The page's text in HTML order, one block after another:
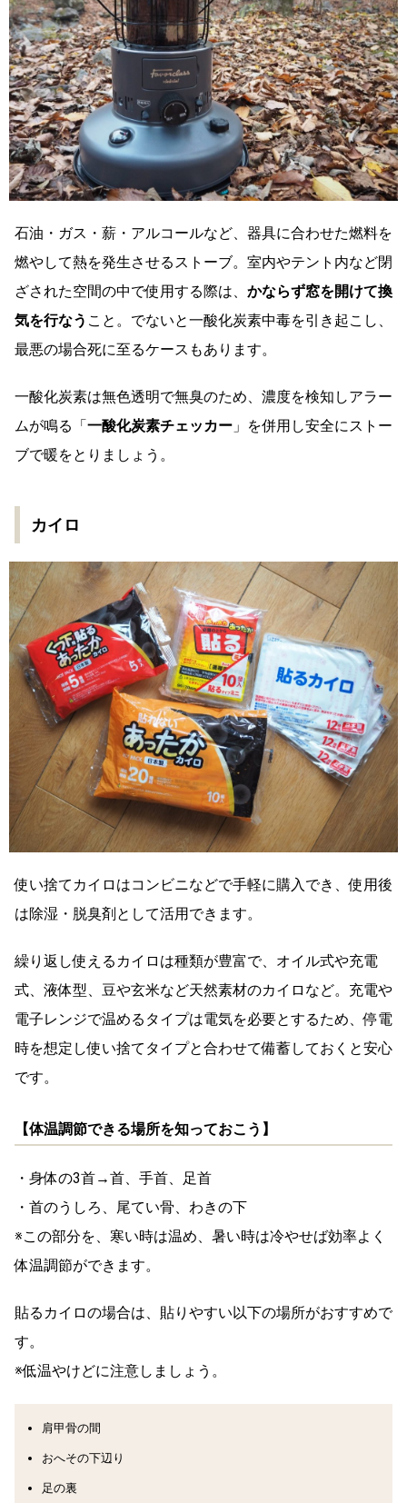
石油・ガス・薪・アルコールなど、器具に合わせた燃料を
燃やして熱を発生させるストーブ。室内やテント内など閉
ざされた空間の中で使用する際は、 かならず窓を開けて換
気を行なう こと。でないと一酸化炭素中毒を引き起こし、
最悪の場合死に至るケースもあります。
一酸化炭素は無色透明で無臭のため、濃度を検知しアラー
ムが鳴る「一酸化炭素チェッカー 」を併用し安全にストー
ブで暖をとりましょう。
カイロ
使い捨てカイロはコンビニなどで手軽に購入でき、使用後
は除湿・脱臭剤として活用 できます。
繰り返し使えるカイロは種類が豊富で、オイル式や充電
式、液体型、豆や玄米など天然素材のカイロなど。充電や
電子レンジで温めるタイプは電気を必要とするため、停電
時を想定し使い捨てタイプと合わせて備蓄しておくと安心
です。
【体温調節できる場所を知っておこう】
・身体の3首→首、手首、足首
・首のうしろ、尾てい骨、わきの下
※この部分を、寒い時は温め、暑い時は冷やせば効率よく
体温調節ができます。
貼るカイロの場合は、貼りやすい以下の場所がおすすめで
す。
※低温やけどに注意しましょう。
肩甲骨の間
おへその下辺り
足の裏